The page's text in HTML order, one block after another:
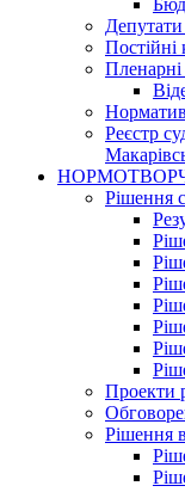
Постійні
Пленарні
Реєстр
Рішення
Проекти
Рішення